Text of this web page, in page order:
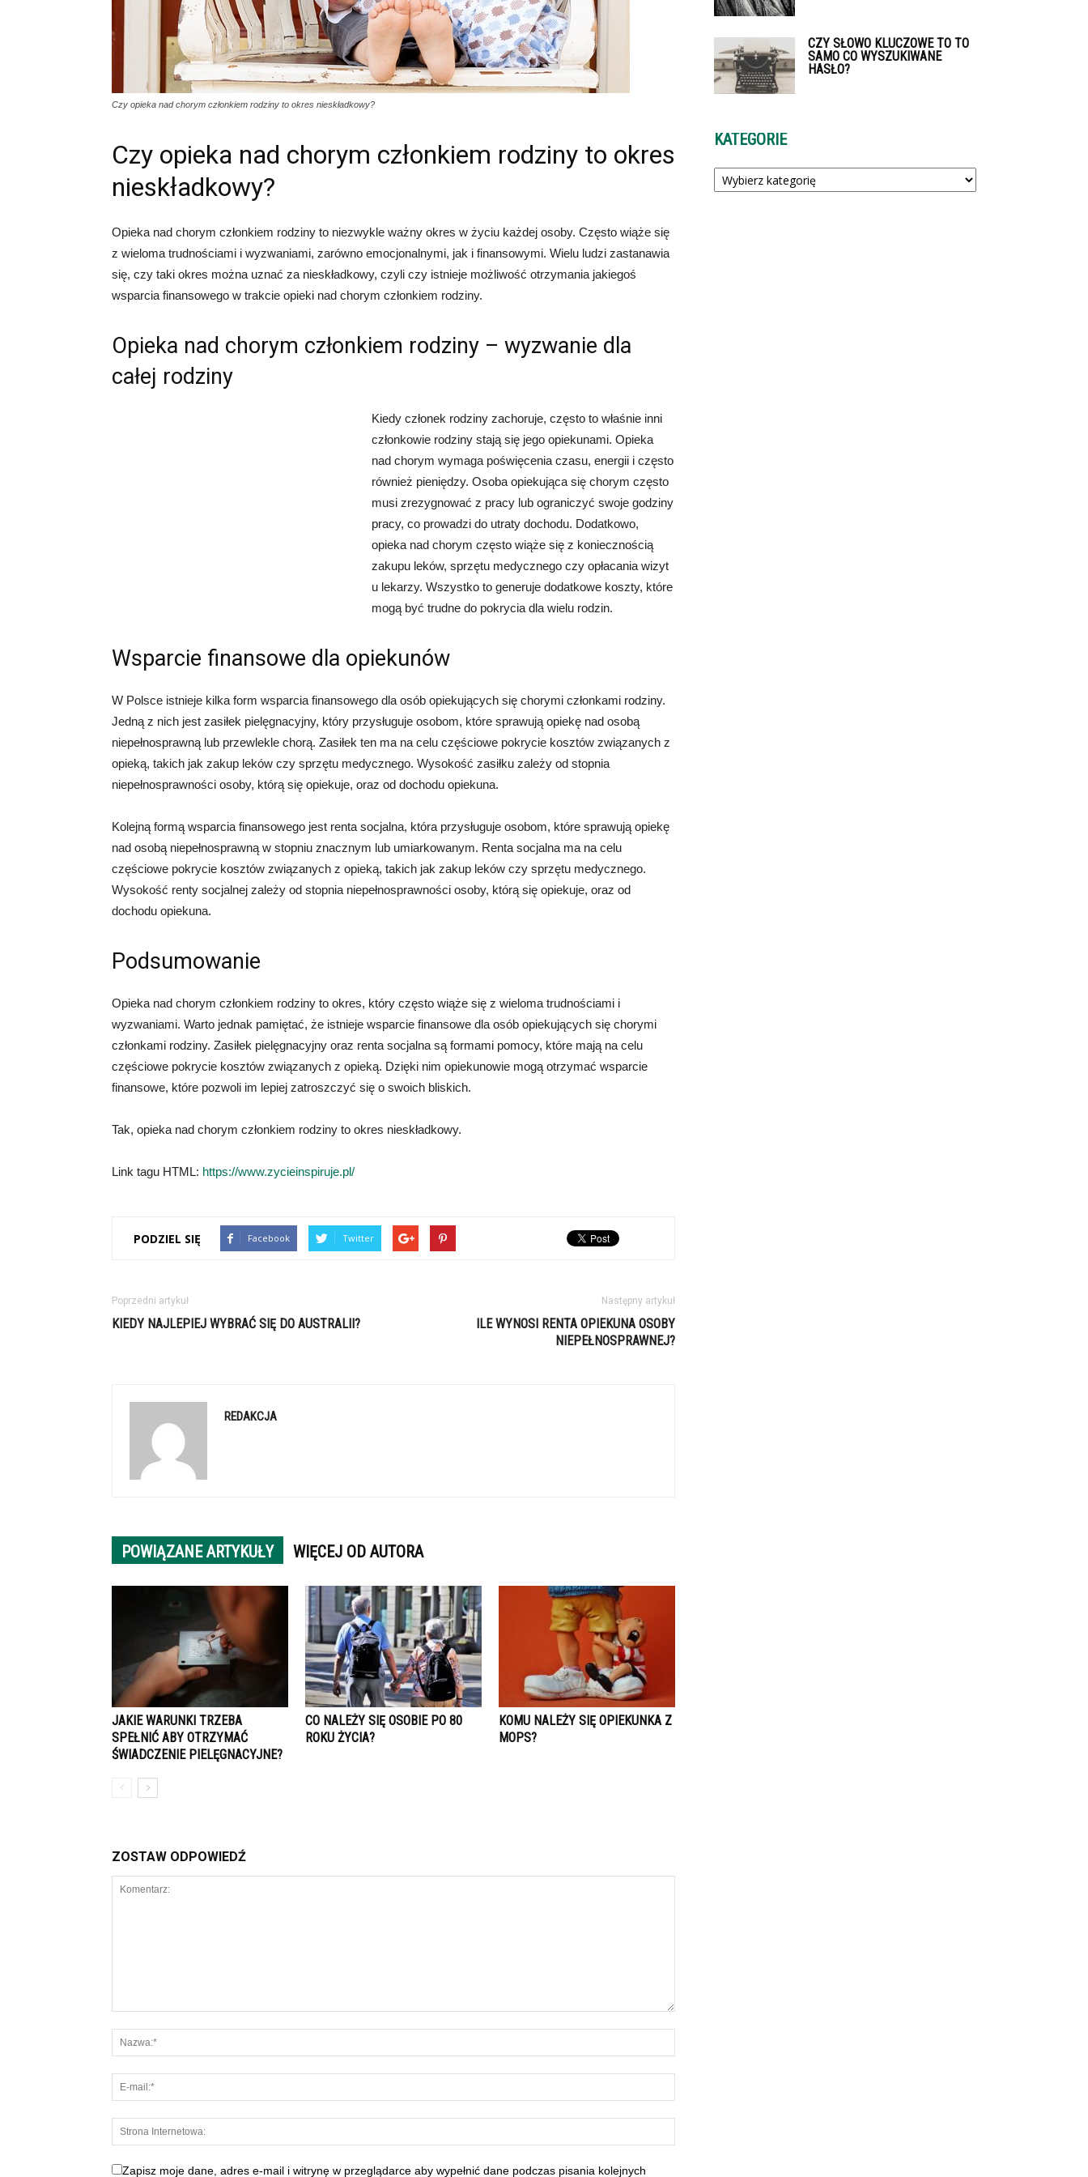
Czy opieka nad chorym członkiem rodziny to okres nieskładkowy?
Czy opieka nad chorym członkiem rodziny to okres
nieskładkowy?
Opieka nad chorym członkiem rodziny to niezwykle ważny okres w życiu każdej osoby. Często wiąże się
z wieloma trudnościami i wyzwaniami, zarówno emocjonalnymi, jak i finansowymi. Wielu ludzi zastanawia
się, czy taki okres można uznać za nieskładkowy, czyli czy istnieje możliwość otrzymania jakiegoś
wsparcia finansowego w trakcie opieki nad chorym członkiem rodziny.
Opieka nad chorym członkiem rodziny – wyzwanie dla
całej rodziny
Kiedy członek rodziny zachoruje, często to właśnie inni
członkowie rodziny stają się jego opiekunami. Opieka
nad chorym wymaga poświęcenia czasu, energii i często
również pieniędzy. Osoba opiekująca się chorym często
musi zrezygnować z pracy lub ograniczyć swoje godziny
pracy, co prowadzi do utraty dochodu. Dodatkowo,
opieka nad chorym często wiąże się z koniecznością
zakupu leków, sprzętu medycznego czy opłacania wizyt
u lekarzy. Wszystko to generuje dodatkowe koszty, które
mogą być trudne do pokrycia dla wielu rodzin.
Wsparcie finansowe dla opiekunów
W Polsce istnieje kilka form wsparcia finansowego dla osób opiekujących się chorymi członkami rodziny.
Jedną z nich jest zasiłek pielęgnacyjny, który przysługuje osobom, które sprawują opiekę nad osobą
niepełnosprawną lub przewlekle chorą. Zasiłek ten ma na celu częściowe pokrycie kosztów związanych z
opieką, takich jak zakup leków czy sprzętu medycznego. Wysokość zasiłku zależy od stopnia
niepełnosprawności osoby, którą się opiekuje, oraz od dochodu opiekuna.
Kolejną formą wsparcia finansowego jest renta socjalna, która przysługuje osobom, które sprawują opiekę
nad osobą niepełnosprawną w stopniu znacznym lub umiarkowanym. Renta socjalna ma na celu
częściowe pokrycie kosztów związanych z opieką, takich jak zakup leków czy sprzętu medycznego.
Wysokość renty socjalnej zależy od stopnia niepełnosprawności osoby, którą się opiekuje, oraz od
dochodu opiekuna.
Podsumowanie
Opieka nad chorym członkiem rodziny to okres, który często wiąże się z wieloma trudnościami i
wyzwaniami. Warto jednak pamiętać, że istnieje wsparcie finansowe dla osób opiekujących się chorymi
członkami rodziny. Zasiłek pielęgnacyjny oraz renta socjalna są formami pomocy, które mają na celu
częściowe pokrycie kosztów związanych z opieką. Dzięki nim opiekunowie mogą otrzymać wsparcie
finansowe, które pozwoli im lepiej zatroszczyć się o swoich bliskich.
Tak, opieka nad chorym członkiem rodziny to okres nieskładkowy.
Link tagu HTML: https://www.zycieinspiruje.pl/
PODZIEL SIĘ Facebook Twitter
Poprzedni artykuł
KIEDY NAJLEPIEJ WYBRAĆ SIĘ DO AUSTRALII?
Następny artykuł
ILE WYNOSI RENTA OPIEKUNA OSOBY
NIEPEŁNOSPRAWNEJ?
REDAKCJA
POWIĄZANE ARTYKUŁY WIĘCEJ OD AUTORA
JAKIE WARUNKI TRZEBA
SPEŁNIĆ ABY OTRZYMAĆ
ŚWIADCZENIE PIELĘGNACYJNE?
CO NALEŻY SIĘ OSOBIE PO 80
ROKU ŻYCIA?
KOMU NALEŻY SIĘ OPIEKUNKA Z
MOPS?
ZOSTAW ODPOWIEDŹ
Zapisz moje dane, adres e-mail i witrynę w przeglądarce aby wypełnić dane podczas pisania kolejnych
CZY SŁOWO KLUCZOWE TO TO
SAMO CO WYSZUKIWANE
HASŁO?
KATEGORIE
Kategorie